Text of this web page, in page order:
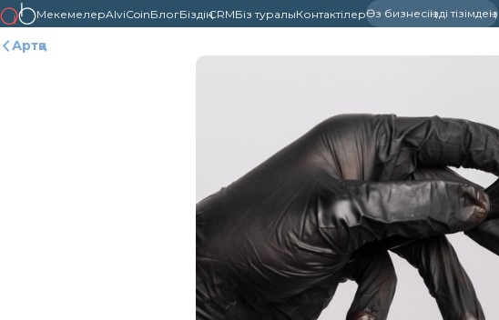
МекемелерAlviCoinБлогБіздің CRMБіз туралыКонтактілерӨз бизнесіңізді тізімдеңіз
Артқа